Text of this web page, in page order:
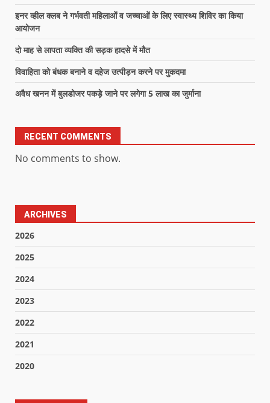
इनर व्हील क्लब ने गर्भवती महिलाओं व जच्चाओं के लिए स्वास्थ्य शिविर का किया
आयोजन
दो माह से लापता व्यक्ति की सड़क हादसे में मौत
विवाहिता को बंधक बनाने व दहेज उत्पीड़न करने पर मुकदमा
अवैध खनन में बुलडोजर पकड़े जाने पर लगेगा 5 लाख का जुर्माना
RECENT COMMENTS
No comments to show.
ARCHIVES
2026
2025
2024
2023
2022
2021
2020